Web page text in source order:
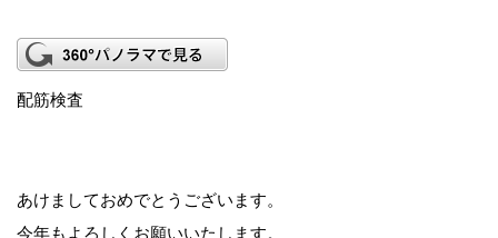
配筋検査
あけましておめでとうございます。
今年もよろしくお願いいたします。